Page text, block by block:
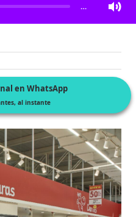
…
en WhatsApp
al instante